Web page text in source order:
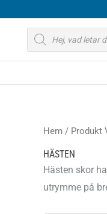
Produktsökning
Hem / Produkt
HÄSTEN
Hästen skor
utrymme på